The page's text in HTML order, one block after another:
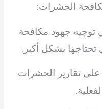
الحشرات:
توجيه جهود مكافحة
بشكل أكبر.
على تقارير الحشرات